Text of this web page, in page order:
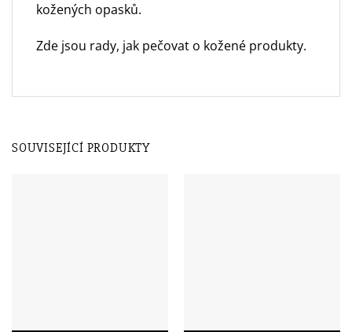
kožených opasků.
Zde jsou rady, jak pečovat o kožené produkty.
SOUVISEJÍCÍ PRODUKTY